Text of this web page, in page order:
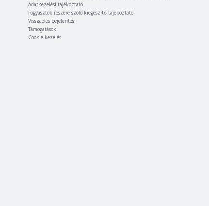
Adatkezelési tájékoztató
Fogyasztók részére szóló kiegészítő tájékoztató
Visszaélés bejelentés
Támogatások
Cookie kezelés